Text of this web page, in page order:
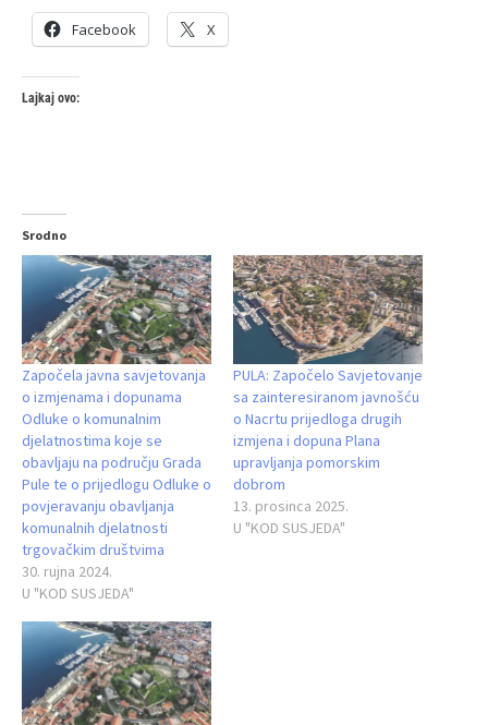
Facebook X
Lajkaj ovo:
Srodno
Započela javna savjetovanja
o izmjenama i dopunama
Odluke o komunalnim
djelatnostima koje se
obavljaju na području Grada
Pule te o prijedlogu Odluke o
povjeravanju obavljanja
komunalnih djelatnosti
trgovačkim društvima
30. rujna 2024.
U "KOD SUSJEDA"
PULA: Započelo Savjetovanje
sa zainteresiranom javnošću
o Nacrtu prijedloga drugih
izmjena i dopuna Plana
upravljanja pomorskim
dobrom
13. prosinca 2025.
U "KOD SUSJEDA"